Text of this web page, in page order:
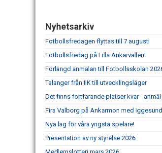
Nyhetsarkiv
Fotbollsfredagen flyttas till 7 augusti
Fotbollsfredag på Lilla Ankarvallen!
Förlängd anmälan till Fotbollsskolan
Talanger från IIK till utvecklingsläger
Det finns fortfarande platser kvar -
Fira Valborg på Ankarmon med
Nya lag för våra yngsta spelare!
Presentation av ny styrelse 2026